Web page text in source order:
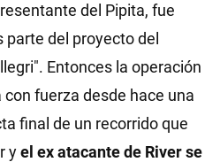
del Pipita, fue
parte del proyecto del
Entonces la operación
fuerza desde hace una
final de un recorrido que
yel ex atacante de River se